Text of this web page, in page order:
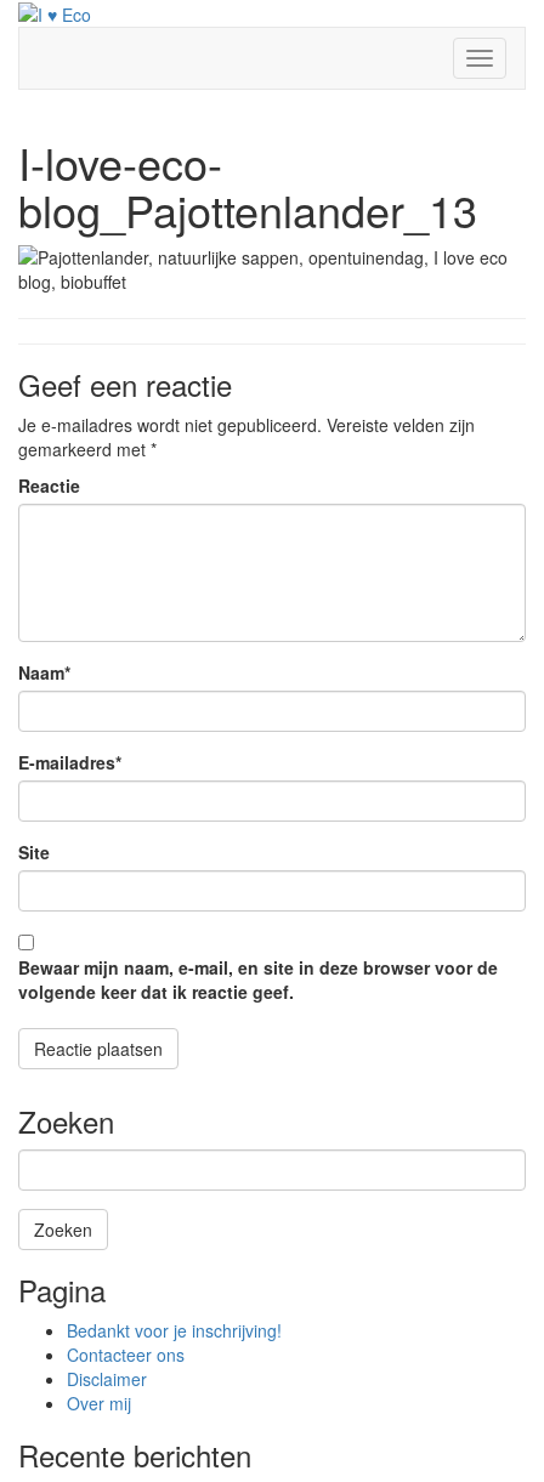
Doorgaan
Toggle
I-love-eco-
blog_Pajottenlander_13
Geef een reactie
Je e-mailadres wordt niet gepubliceerd. Vereiste velden zijn
gemarkeerd met *
Reactie
Naam*
E-mailadres*
Site
Bewaar mijn naam, e-mail, en site in deze browser voor de
volgende keer dat ik reactie geef.
Zoeken
Zoeken
zoeken
is
gang
Pagina
Bedankt voor je inschrijving!
Contacteer ons
Disclaimer
Over mij
Recente berichten